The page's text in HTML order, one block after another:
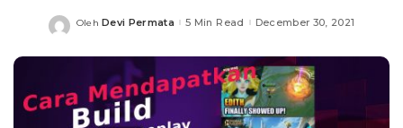
Posted
Oleh Devi Permata 5 Min Read December 30, 2021